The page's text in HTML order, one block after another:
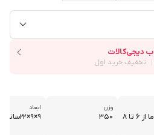
نگهداری دما از ۶ تا ۸
وزن
۳۵۰
ابعاد
۹×۹×۲۲سانتی متر